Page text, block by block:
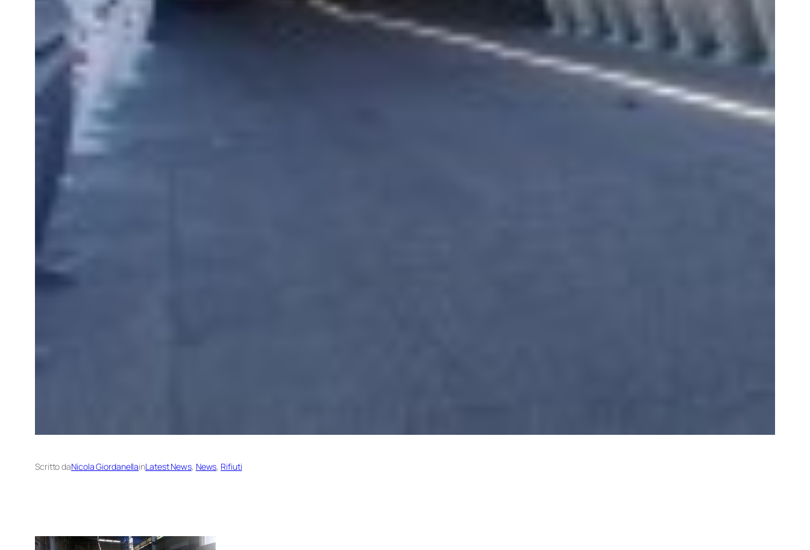
Scritto daNicola GiordanellainLatest News, News, Rifiuti